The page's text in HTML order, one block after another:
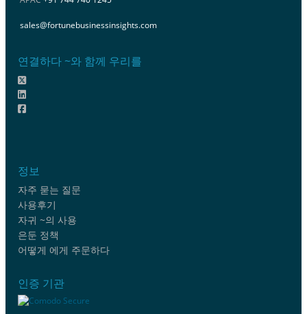
sales@fortunebusinessinsights.com
연결하다 ~와 함께 우리를
정보
자주 묻는 질문
사용후기
자귀 ~의 사용
은둔 정책
어떻게 에게 주문하다
인증 기관